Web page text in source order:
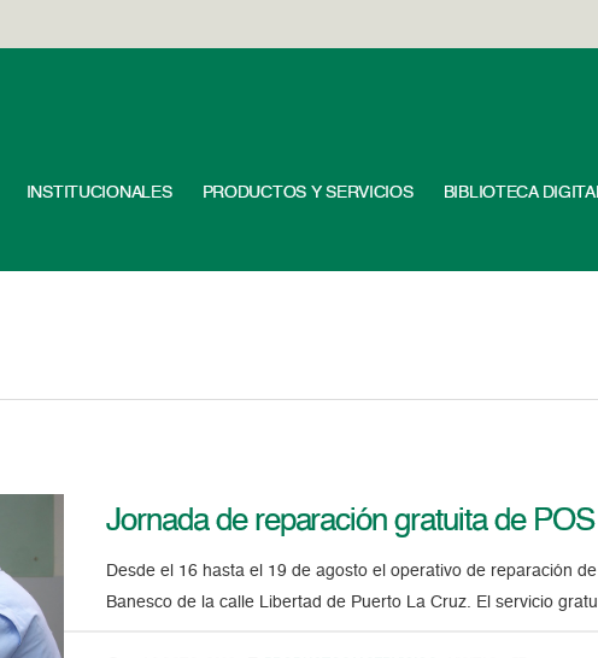
INSTITUCIONALES PRODUCTOS Y SERVICIOS BIBLIOTECA
Jornada de reparación gratuita de
Desde el 16 hasta el 19 de agosto el operativo de reparación
Banesco de la calle Libertad de Puerto La Cruz. El servicio